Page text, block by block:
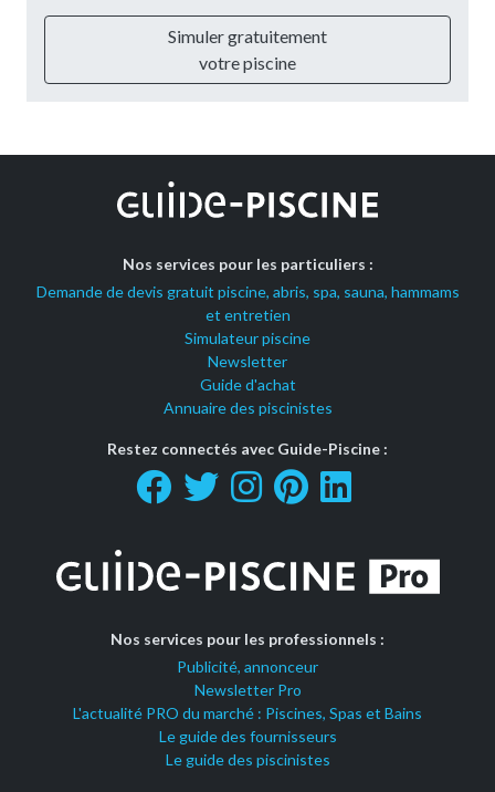
Simuler gratuitement
votre piscine
Nos services pour les particuliers :
Demande de devis gratuit piscine, abris, spa, sauna, hammams
et entretien
Simulateur piscine
Newsletter
Guide d'achat
Annuaire des piscinistes
Restez connectés avec Guide-Piscine :
Nos services pour les professionnels :
Publicité, annonceur
Newsletter Pro
L'actualité PRO du marché : Piscines, Spas et Bains
Le guide des fournisseurs
Le guide des piscinistes